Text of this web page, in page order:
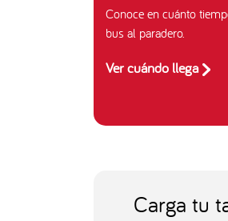
Conoce en cuánto
bus al paradero.
Ver cuándo llega
Carga tu